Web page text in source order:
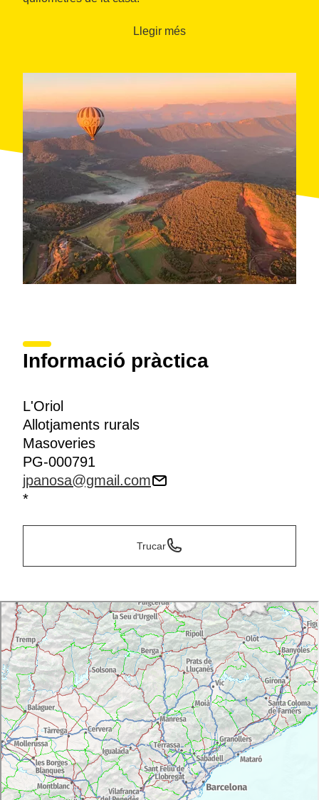
Llegir més
Informació pràctica
L'Oriol
Allotjaments rurals
Masoveries
PG-000791
jpanosa@gmail.com
*
Trucar